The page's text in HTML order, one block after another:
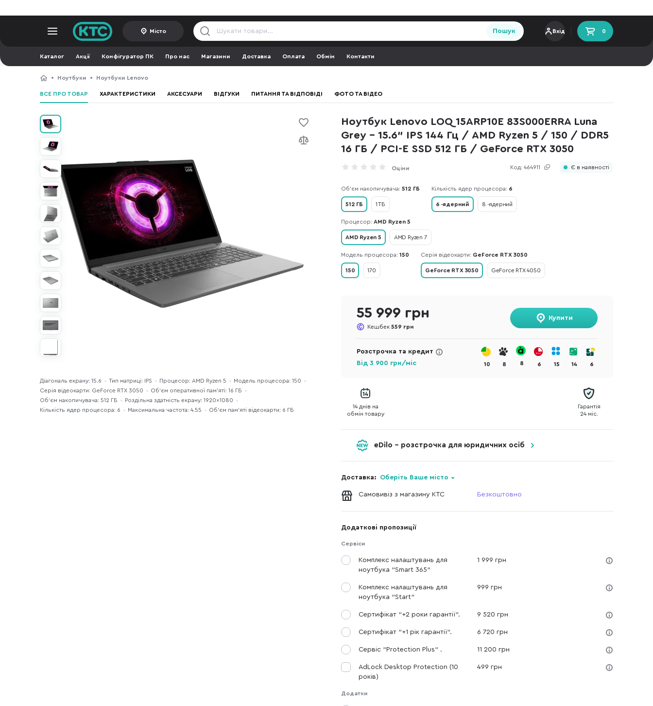
Місто Пошук Вхід 0
Каталог Акції Конфігуратор ПК Про нас Магазини Доставка Оплата Обмін Контакти
Ноутбуки Ноутбуки Lenovo
ВСЕ ПРО ТОВАР ХАРАКТЕРИСТИКИ АКСЕСУАРИ ВІДГУКИ ПИТАННЯ ТА ВІДПОВІДІ ФОТО ТА ВІДЕО
Ноутбук Lenovo LOQ 15ARP10E 83S000ERRA Luna
Grey - 15.6" IPS 144 Гц / AMD Ryzen 5 / 150 / DDR5
16 ГБ / PCI-E SSD 512 ГБ / GeForce RTX 3050
Код: 464911
Оціни Є в наявності
Діагональ екрану: 15.6 Тип матриці: IPS Процесор: AMD Ryzen 5
Модель процесора: 150
Серія відеокарти: GeForce RTX 3050
Об’єм оперативної пам’яті: 16 ГБ
Об'єм накопичувача: 512 ГБ
Роздільна здатність екрану: 1920×1080
Кількість ядер процесора: 6
Максимальна частота: 4.55 Об’єм пам’яті відеокарти: 6 ГБ
Об'єм накопичувача: 512 ГБ
512 ГБ 1 ТБ
Кількість ядер процесора: 6
6 -ядерний 8 -ядерний
Процесор: AMD Ryzen 5
AMD Ryzen 5 AMD Ryzen 7
Модель процесора: 150
150 170
Серія відеокарти: GeForce RTX 3050
GeForce RTX 3050 GeForce RTX 4050
55 999 грн
Кешбек 559 грн
Купити
Розстрочка та кредит
Від 3 900 грн/міс 10 8 8 6 15 14 6
14 днів на
обмін товару
Гарантія
24 міс.
eDilo - розстрочка для юридичних осіб
Доставка: Оберіть Ваше місто
Самовивіз з магазину КТС Безкоштовно
Додаткові пропозиції
Сервіси
Комплекс налаштувань для
ноутбука "Smart 365"
1 999 грн
Комплекс налаштувань для
ноутбука "Start"
999 грн
Сертифікат "+2 роки гарантії". 9 520 грн
Сертифікат "+1 рік гарантії". 6 720 грн
Сервіс "Protection Plus" . 11 200 грн
AdLock Desktop Protection (10
років)
499 грн
Додатки